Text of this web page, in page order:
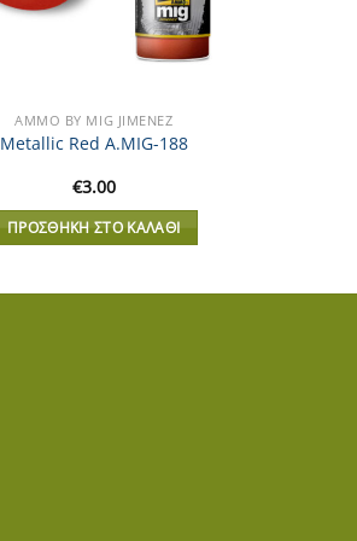
AMMO BY MIG JIMENEZ
Metallic Red A.MIG-188
€3.00
ΠΡΟΣΘΉΚΗ ΣΤΟ ΚΑΛΆΘΙ